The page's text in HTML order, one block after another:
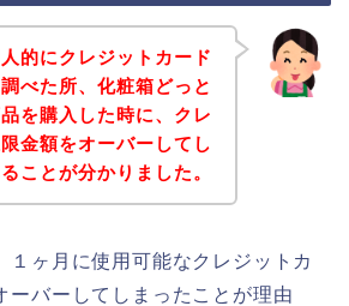
的にクレジットカード
べた所、化粧箱どっと
を購入した時に、クレ
金額をオーバーしてし
ことが分かりました。
１ヶ月に使用可能なクレジットカ
ーバーしてしまったことが理由